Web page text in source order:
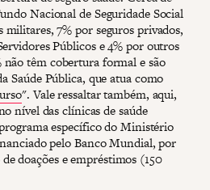
Nacional de Seguridade Social
militares, 7% por seguros privados,
Públicos e 4% por outros
não têm cobertura formal e são
Saúde Pública, que atua como
". Vale ressaltar também, aqui,
nível das clínicas de saúde
específico do Ministério
pelo Banco Mundial, por
doações e empréstimos (150